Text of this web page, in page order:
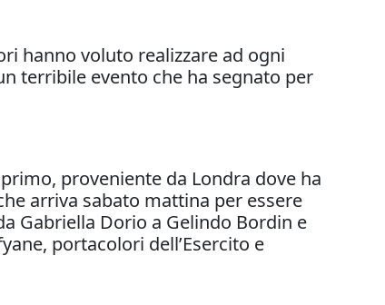
hanno voluto realizzare ad ogni
terribile evento che ha segnato per
proveniente da Londra dove ha
arriva sabato mattina per essere
Gabriella Dorio a Gelindo Bordin e
portacolori dell’Esercito e